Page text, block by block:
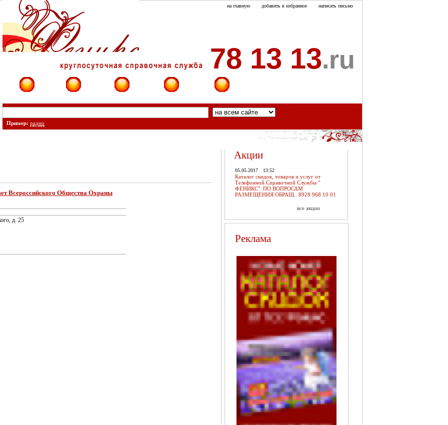
на главную добавить в избранное написать письмо
78 13 13.ru
Пример: радио
Всероссийского Общества Охраны
д. 25
Акции
05.05.2017 13:52
Каталог скидок, товаров и услуг от
Телефонной Справочной Службы "
ФЕНИКС". ПО ВОПРОСАМ
РАЗМЕЩЕНИЯ ОБРАЩ.. 8928 968 10 01
все акции
Реклама